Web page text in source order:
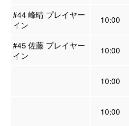
#44 峰晴 プレイヤー
イン
10:00
#45 佐藤 プレイヤー
イン
10:00
10:00
10:00